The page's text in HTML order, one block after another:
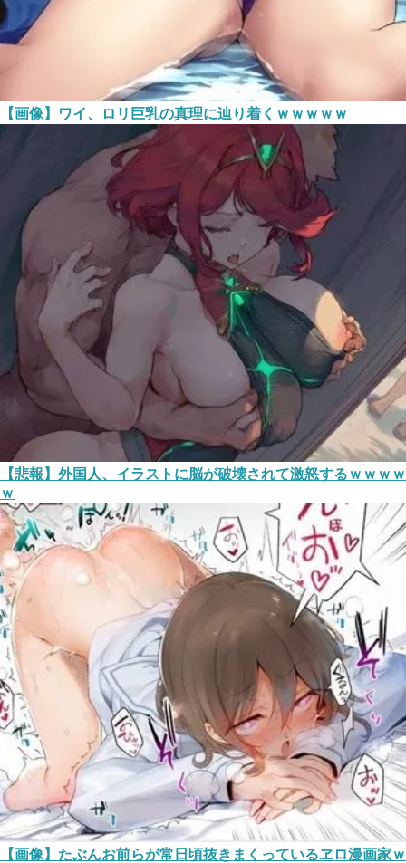
【画像】ワイ、ロリ巨乳の真理に辿り着くｗｗｗｗｗ
【悲報】外国人、イラストに脳が破壊されて激怒するｗｗｗｗ
ｗ
【画像】たぶんお前らが常日頃抜きまくっているヱロ漫画家ｗ